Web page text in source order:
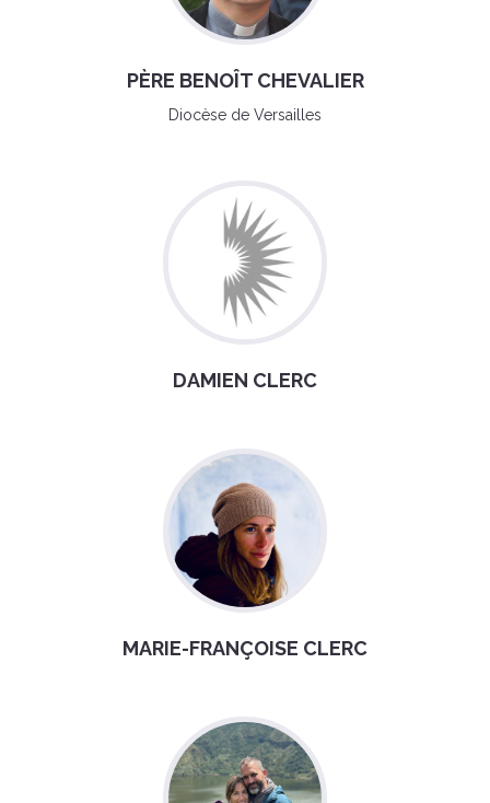
PÈRE BENOÎT CHEVALIER
Diocèse de Versailles
DAMIEN CLERC
MARIE-FRANÇOISE CLERC